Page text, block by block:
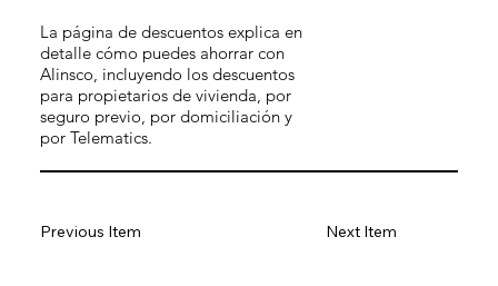
La página de descuentos explica en
detalle cómo puedes ahorrar con
Alinsco, incluyendo los descuentos
para propietarios de vivienda, por
seguro previo, por domiciliación y
por Telematics.
Previous Item Next Item